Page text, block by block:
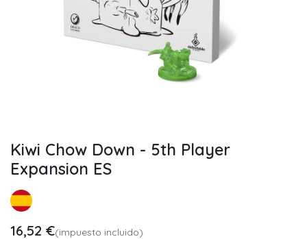
Kiwi Chow Down - 5th Player
Expansion ES
16,52 €(impuesto incluido)